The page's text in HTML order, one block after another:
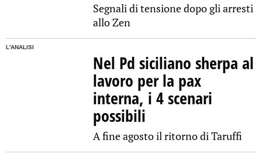
Segnali di tensione dopo gli arresti
allo Zen
L'ANALISI
Nel Pd siciliano sherpa al
lavoro per la pax
interna, i 4 scenari
possibili
A fine agosto il ritorno di Taruffi